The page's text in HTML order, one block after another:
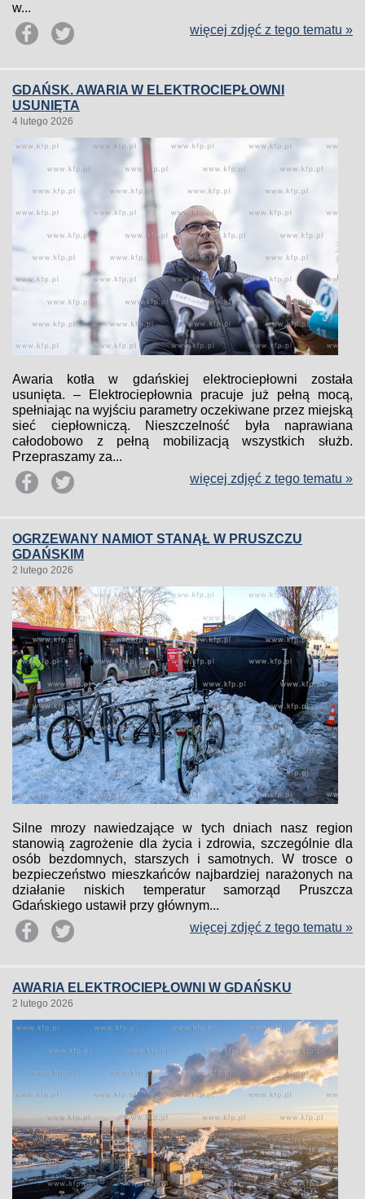
w...
więcej zdjęć z tego tematu »
GDAŃSK. AWARIA W ELEKTROCIEPŁOWNI
USUNIĘTA
4 lutego 2026
Awaria kotła w gdańskiej elektrociepłowni została
usunięta. – Elektrociepłownia pracuje już pełną mocą,
spełniając na wyjściu parametry oczekiwane przez miejską
sieć ciepłowniczą. Nieszczelność była naprawiana
całodobowo z pełną mobilizacją wszystkich służb.
Przepraszamy za...
więcej zdjęć z tego tematu »
OGRZEWANY NAMIOT STANĄŁ W PRUSZCZU
GDAŃSKIM
2 lutego 2026
Silne mrozy nawiedzające w tych dniach nasz region
stanowią zagrożenie dla życia i zdrowia, szczególnie dla
osób bezdomnych, starszych i samotnych. W trosce o
bezpieczeństwo mieszkańców najbardziej narażonych na
działanie niskich temperatur samorząd Pruszcza
Gdańskiego ustawił przy głównym...
więcej zdjęć z tego tematu »
AWARIA ELEKTROCIEPŁOWNI W GDAŃSKU
2 lutego 2026